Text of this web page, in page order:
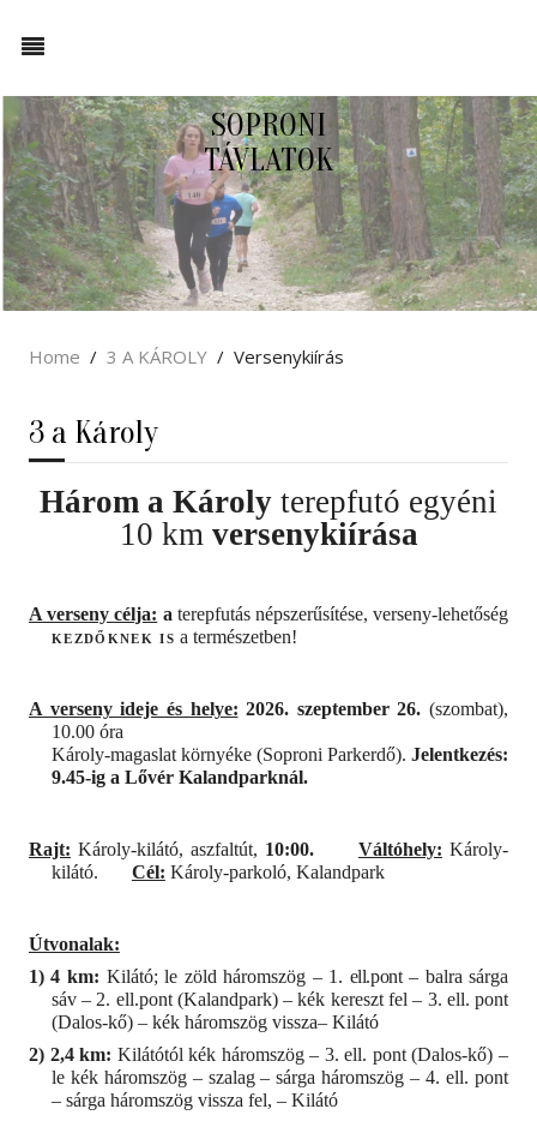
SOPRONI
TÁVLATOK
Home 3 A KÁROLY Versenykiírás
3 a Károly
Három a Károly terepfutó egyéni
10 km versenykiírása
A verseny célja: a terepfutás népszerűsítése, verseny-lehetőség
kezdőknek is a természetben!
A verseny ideje és helye: 2026. szeptember 26.(szombat),
10.00 óra
Károly-magaslat környéke (Soproni Parkerdő).Jelentkezés:
9.45-ig a Lővér Kalandparknál.
Rajt: Károly-kilátó, aszfaltút, 10:00. Váltóhely: Károly-
kilátó.
Cél: Károly-parkoló, Kalandpark
Útvonalak:
1) 4 km: Kilátó; le zöld háromszög – 1. ell.pont– balra sárga
sáv – 2. ell.pont (Kalandpark)– kék kereszt fel – 3. ell. pont
(Dalos-kő) – kék háromszög vissza– Kilátó
2) 2,4 km: Kilátótól kék háromszög – 3. ell. pont (Dalos-kő) –
le kék háromszög – szalag – sárga háromszög – 4. ell. pont
– sárga háromszög vissza fel, – Kilátó